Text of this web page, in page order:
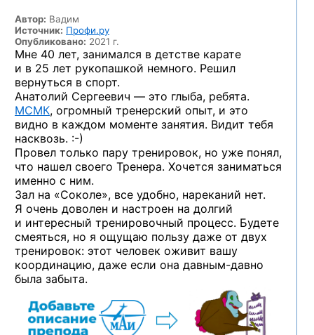
Автор: Вадим
Источник: Профи.ру
Опубликовано: 2021 г.
Мне 40 лет, занимался в детстве карате
и в 25 лет рукопашкой немного. Решил
вернуться в спорт.
Анатолий Сергеевич — это глыба, ребята.
МСМК, огромный тренерский опыт, и это
видно в каждом моменте занятия. Видит тебя
насквозь. :-)
Провел только пару тренировок, но уже понял,
что нашел своего Тренера. Хочется заниматься
именно с ним.
Зал на «Соколе», все удобно, нареканий нет.
Я очень доволен и настроен на долгий
и интересный тренировочный процесс. Будете
смеяться, но я ощущаю пользу даже от двух
тренировок: этот человек оживит вашу
координацию, даже если она давным-давно
была забыта.